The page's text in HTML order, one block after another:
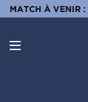
MATCH À VENIR :